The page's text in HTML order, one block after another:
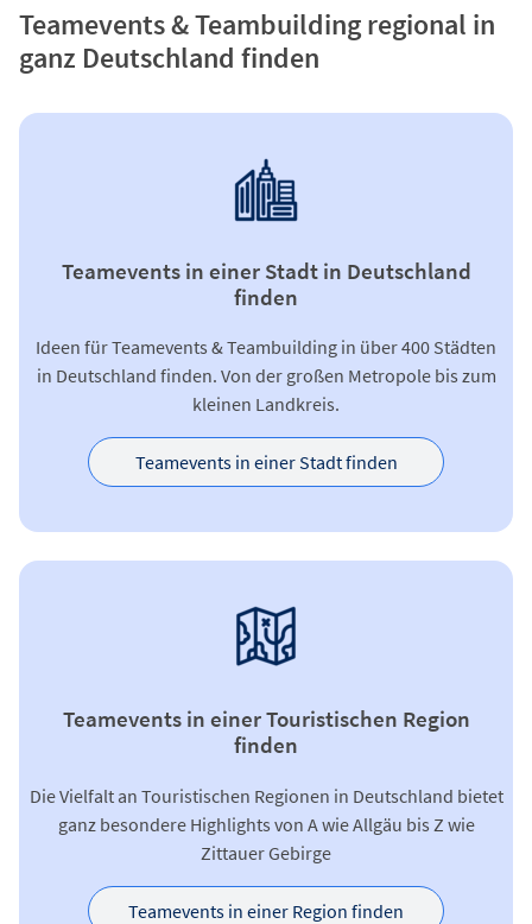
Teamevents & Teambuilding regional in
ganz Deutschland finden
Teamevents in einer Stadt in Deutschland
finden
Ideen für Teamevents & Teambuilding in über 400 Städten
in Deutschland finden. Von der großen Metropole bis zum
kleinen Landkreis.
Teamevents in einer Stadt finden
Teamevents in einer Touristischen Region
finden
Die Vielfalt an Touristischen Regionen in Deutschland bietet
ganz besondere Highlights von A wie Allgäu bis Z wie
Zittauer Gebirge
Teamevents in einer Region finden